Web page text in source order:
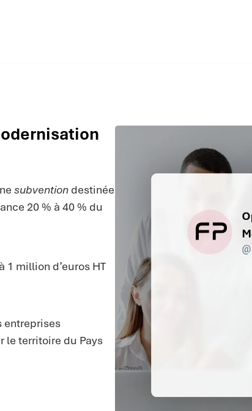
subvention destinée
20 % à 40 % du
1 million d’euros HT
entreprises
le territoire du Pays